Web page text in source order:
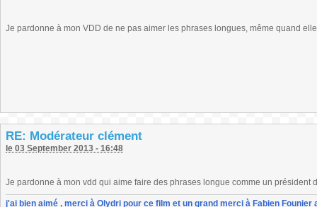
Je pardonne à mon VDD de ne pas aimer les phrases longues, même quand
RE: Modérateur clément
le 03 September 2013 - 16:48
Je pardonne à mon vdd qui aime faire des phrases longue comme un président
j'ai bien aimé , merci à Olydri pour ce film et un grand merci à Fabien